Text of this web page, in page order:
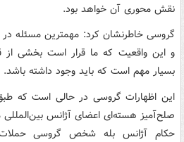
نقش محوری آن خواهد بود.
گروسی خاطرنشان کرد: مهمترین مسئله
و این واقعیت که ما قرار است بخشی از
بسیار مهم است که باید وجود داشته باشد.
این اظهارات گروسی در حالی است که
صلح‌آمیز هسته‌ای اعضای آژانس بین‌المللی
حکام آژانس بله شخص گروسی حملات